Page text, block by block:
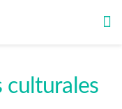
culturales